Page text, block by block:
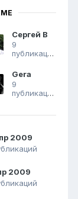
Сергей В
9
публикаций
Gera
9
публикаций
2009
2009